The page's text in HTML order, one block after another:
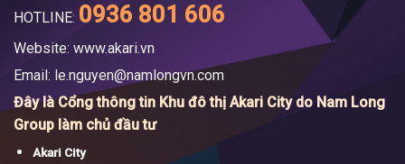
HOTLINE: 0936 801 606
Website: www.akari.vn
Email: le.nguyen@namlongvn.com
Đây là Cổng thông tin Khu đô thị Akari City do Nam Long
Group làm chủ đầu tư
Akari City